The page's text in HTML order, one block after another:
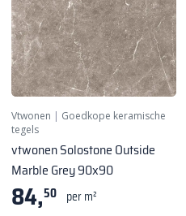
Vtwonen | Goedkope keramische
tegels
vtwonen Solostone Outside
Marble Grey 90x90
84,50 per m²